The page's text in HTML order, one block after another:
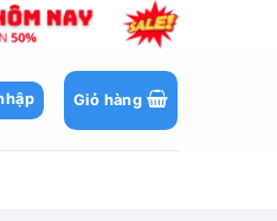
Giỏ hàng